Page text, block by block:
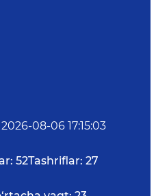
2026-08-06 17:15:03
52Tashriflar: 27